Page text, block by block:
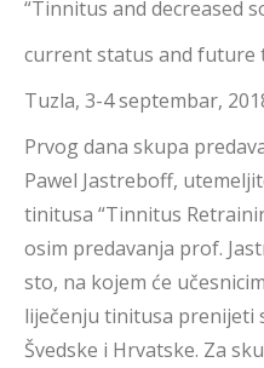
“Tinnitus and decreased
current status and future
Tuzla, 3-4 septembar,
Prvog dana skupa
Pawel Jastreboff,
tinitusa “Tinnitus
osim predavanja prof.
sto, na kojem će
liječenju tinitusa prenijeti
Švedske i Hrvatske. Za